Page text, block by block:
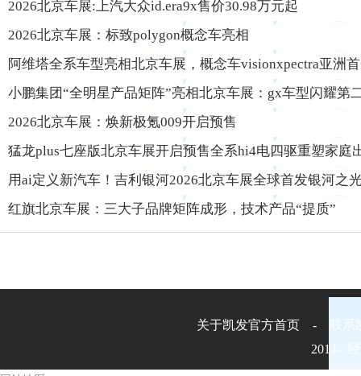
2026北京车展:上汽大众id.era9x售价30.98万元起
2026北京车展：标致polygon概念车亮相
阿维塔全系车型亮相北京车展，概念车visionxpectra亚洲
小鹏集团“全明星产品矩阵”亮相北京车展：gx车型闪耀第
2026北京车展：焕新极氪009开启预售
猛龙plus七座版北京车展开启预售全系hi4电四驱重塑家庭
用ai定义新汽车！吉利银河2026北京车展全球首发银河之
红旗北京车展：三大子品牌矩阵成形，技术产品“提质”
关于凯发官方首页 - 联
2014-